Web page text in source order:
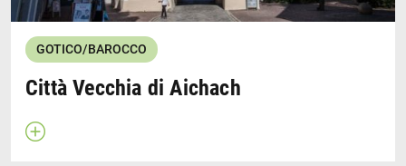
GOTICO/BAROCCO
Città Vecchia di Aichach
Apri descrizione
Website